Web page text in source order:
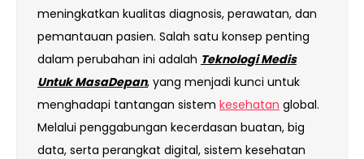
meningkatkan kualitas diagnosis, perawatan, dan
pemantauan pasien. Salah satu konsep penting
dalam perubahan ini adalah Teknologi Medis
Untuk MasaDepan, yang menjadi kunci untuk
menghadapi tantangan sistem kesehatan global.
Melalui penggabungan kecerdasan buatan, big
data, serta perangkat digital, sistem kesehatan